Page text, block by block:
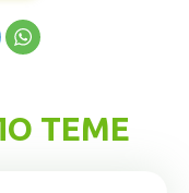
ТЕМЕ